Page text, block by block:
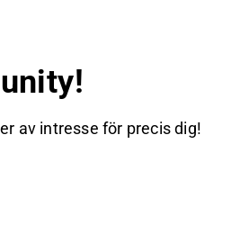
av intresse för precis dig!